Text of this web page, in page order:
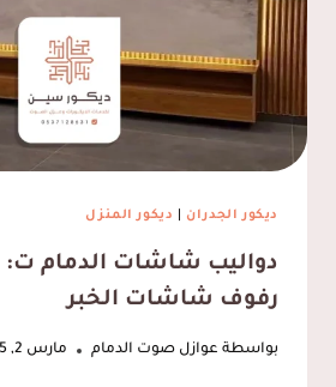
ديكور الجدران ديكور المنزل
رفوف شاشات الخبر
بواسطة عوازل صوت الدمام مارس 2, 2025